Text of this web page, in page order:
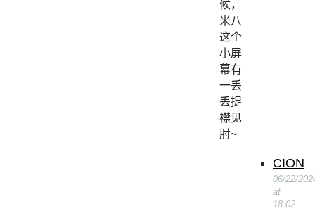
候，
米八
这个
小屏
幕有
一丢
丢捉
襟见
肘~
CION
06/22/
at
18:02